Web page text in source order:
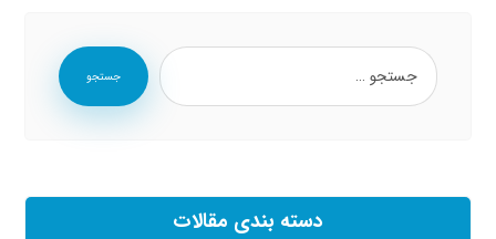
جستجو
دسته بندی مقالات